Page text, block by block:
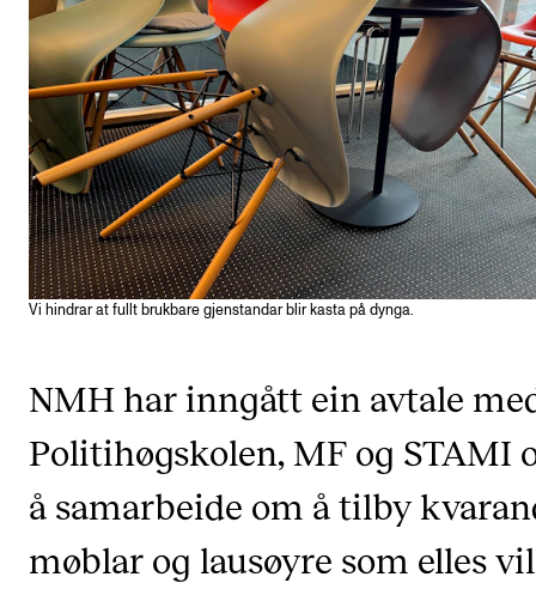
VERKTØY OG HJELP
IT og digitale tjenester
Canvas
Innkjøp og økonomi
Kommunikasjon
Rom og bygg
Alle hjelpesider
UNDERVISNING OG STUDENTSTØTTE
Eksamen og vitnemål
Timeplaner og undervisning
Utvikling av studieplaner og kurs
Digitale ressurser for undervisning
Vi hindrar at fullt brukbare gjenstandar blir kasta på dynga.
NMH har inngått ein avtale
Politihøgskolen, MF og STAMI
å samarbeide om å tilby
møblar og lausøyre som elles